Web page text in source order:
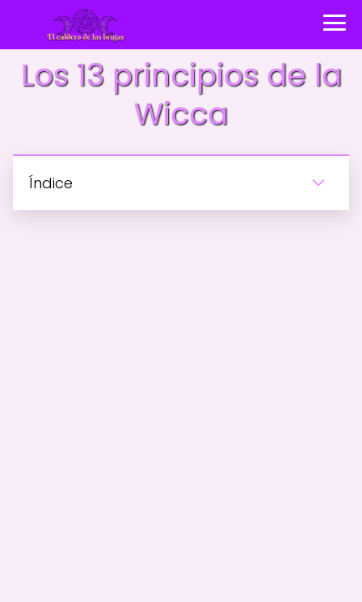
Los 13 principios de la
Wicca
Índice